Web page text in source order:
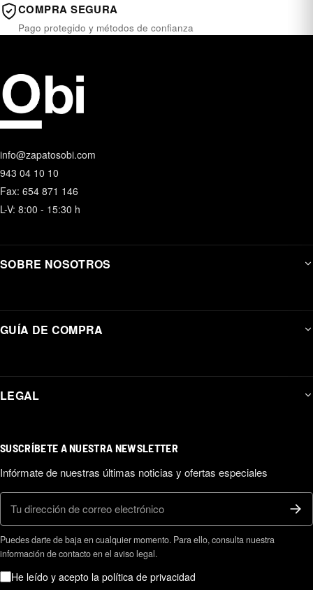
COMPRA SEGURA
Pago protegido y métodos de confianza
info@zapatosobi.com
943 04 10 10
Fax: 654 871 146
L-V: 8:00 - 15:30 h
SOBRE NOSOTROS
GUÍA DE COMPRA
LEGAL
SUSCRÍBETE A NUESTRA NEWSLETTER
Infórmate de nuestras últimas noticias y ofertas especiales
Puedes darte de baja en cualquier momento. Para ello, consulta nuestra
información de contacto en el aviso legal.
He leído y acepto la política de privacidad